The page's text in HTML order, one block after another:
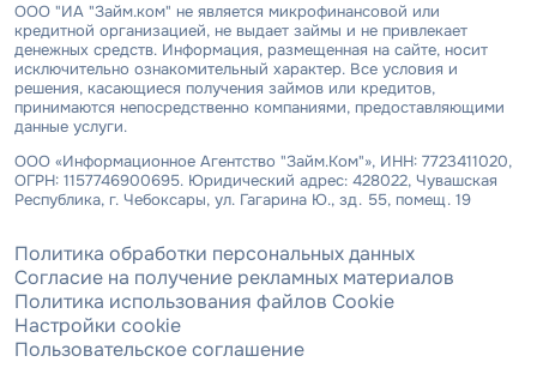
ООО "ИА "Займ.ком" не является микрофинансовой или
кредитной организацией, не выдает займы и не привлекает
денежных средств. Информация, размещенная на сайте, носит
исключительно ознакомительный характер. Все условия и
решения, касающиеся получения займов или кредитов,
принимаются непосредственно компаниями, предоставляющими
данные услуги.
ООО «Информационное Агентство "Займ.Ком"», ИНН: 7723411020,
ОГРН: 1157746900695. Юридический адрес: 428022, Чувашская
Республика, г. Чебоксары, ул. Гагарина Ю., зд. 55, помещ. 19
Политика обработки персональных данных
Согласие на получение рекламных материалов
Политика использования файлов Cookie
Настройки cookie
Пользовательское соглашение